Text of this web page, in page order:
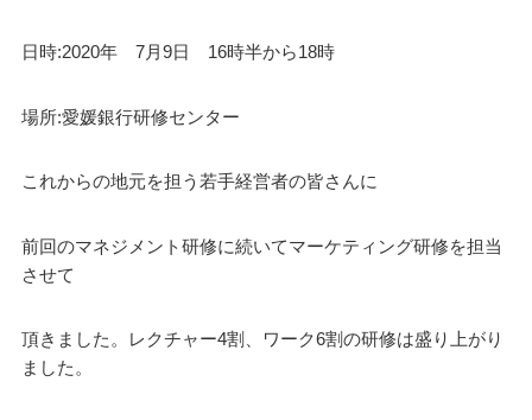
日時:2020年 7月9日 16時半から18時
場所:愛媛銀行研修センター
これからの地元を担う若手経営者の皆さんに
前回のマネジメント研修に続いてマーケティング研修を担当
させて
頂きました。レクチャー4割、ワーク6割の研修は盛り上がり
ました。